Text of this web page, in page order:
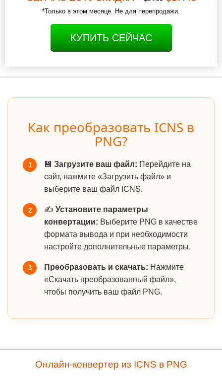
*Только в этом месяце. Не для перепродажи.
КУПИТЬ СЕЙЧАС
Как преобразовать ICNS в
PNG?
1 💾 Загрузите ваш файл: Перейдите на
сайт, нажмите «Загрузить файл» и
выберите ваш файл ICNS.
2 ✍️ Установите параметры
конвертации: Выберите PNG в качестве
формата вывода и при необходимости
настройте дополнительные параметры.
3 Преобразовать и скачать: Нажмите
«Скачать преобразованный файл»,
чтобы получить ваш файл PNG.
Онлайн-конвертер из ICNS в PNG